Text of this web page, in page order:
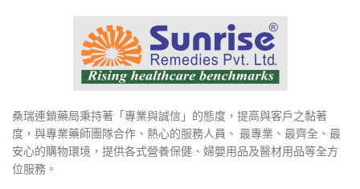
桑瑞連鎖藥局秉持著「專業與誠信」的態度，提高與客戶之黏著
度，與專業藥師團隊合作、熱心的服務人員、 最專業、最齊全、最
安心的購物環境，提供各式營養保健、婦嬰用品及醫材用品等全方
位服務。